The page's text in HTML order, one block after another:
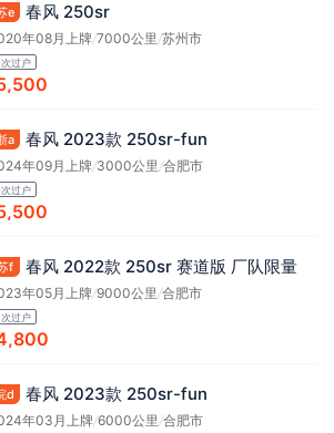
e 春风 250sr
年08月上牌/7000公里/苏州市
过户
a 春风 2023款 250sr-fun
年09月上牌/3000公里/合肥市
过户
f 春风 2022款 250sr 赛道版 厂队限量
年05月上牌/9000公里/合肥市
过户
d 春风 2023款 250sr-fun
年03月上牌/6000公里/合肥市